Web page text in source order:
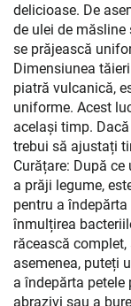
delicioase. De
de ulei de
se prăjească
Dimensiunea
piatră vulcanică,
uniforme. Acest
același timp.
trebui să ajustați
Curățare: După
a prăji legume,
pentru a
înmulțirea
răcească
asemenea, puteți
a îndepărta
abrazivi sau a